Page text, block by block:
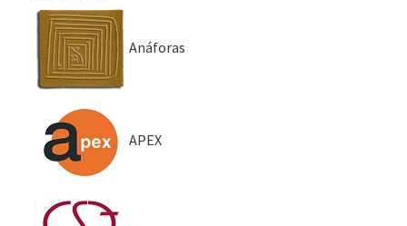
Anáforas
APEX